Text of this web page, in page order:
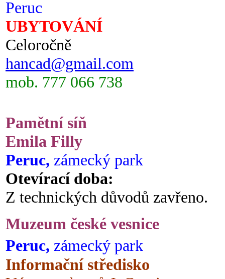
Peruc
UBYTOVÁNÍ
Celoročně
hancad@gmail.com
mob. 777 066 738
Pamětní síň
Emila Filly
Peruc, zámecký park
Otevírací doba:
Z technických důvodů zavřeno.
Muzeum české vesnice
Peruc, zámecký park
Informační středisko